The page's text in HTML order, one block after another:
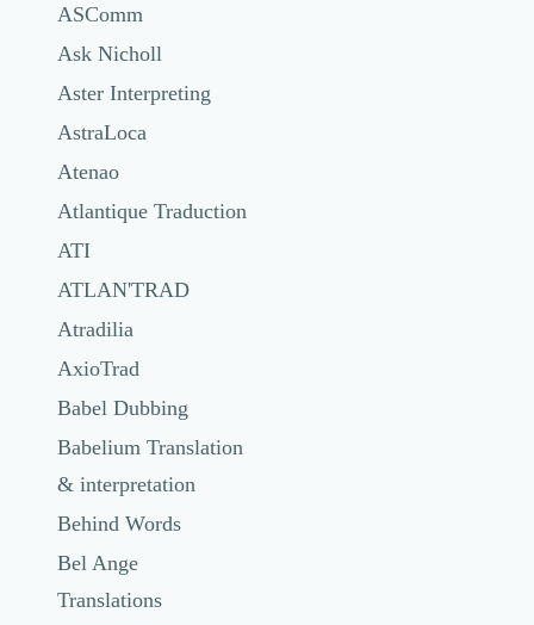
ASComm
Ask Nicholl
Aster Interpreting
AstraLoca
Atenao
Atlantique Traduction
ATI
ATLAN'TRAD
Atradilia
AxioTrad
Babel Dubbing
Babelium Translation
& interpretation
Behind Words
Bel Ange
Translations